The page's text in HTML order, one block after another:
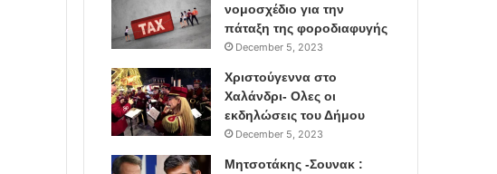
νομοσχέδιο για την
πάταξη της φοροδιαφυγής
December 5, 2023
Χριστούγεννα στο
Χαλάνδρι- Ολες οι
εκδηλώσεις του Δήμου
December 5, 2023
Μητσοτάκης -Σουνακ :